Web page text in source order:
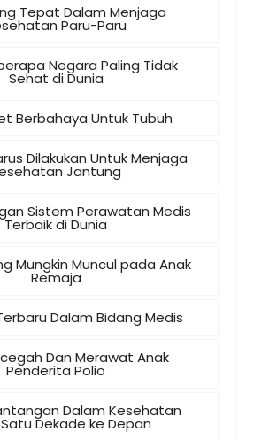
Tepat Dalam Menjaga
Paru-Paru
Negara Paling Tidak
Sehat di Dunia
Berbahaya Untuk Tubuh
Dilakukan Untuk Menjaga
Jantung
Sistem Perawatan Medis
Terbaik di Dunia
Mungkin Muncul pada Anak
Remaja
Dalam Bidang Medis
Dan Merawat Anak
Penderita Polio
Dalam Kesehatan
Dekade ke Depan